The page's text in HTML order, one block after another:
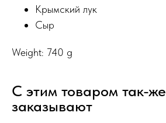
Крымский лук
Сыр
Weight: 740 g
С этим товаром так-же
заказывают